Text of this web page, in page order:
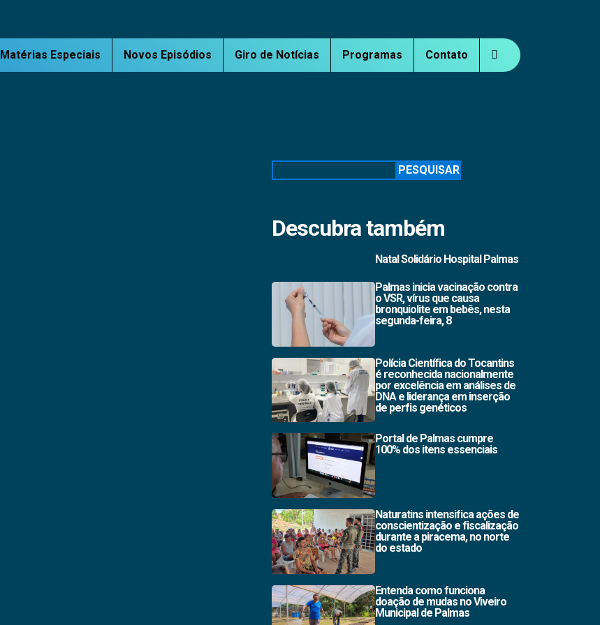
Matérias Especiais Novos Episódios Giro de Notícias Programas Contato
PESQUISAR
Descubra também
Natal Solidário Hospital Palmas
Palmas inicia vacinação contra
o VSR, vírus que causa
bronquiolite em bebês, nesta
segunda-feira, 8
Polícia Científica do Tocantins
é reconhecida nacionalmente
por excelência em análises de
DNA e liderança em inserção
de perfis genéticos
Portal de Palmas cumpre
100% dos itens essenciais
Naturatins intensifica ações de
conscientização e fiscalização
durante a piracema, no norte
do estado
Entenda como funciona
doação de mudas no Viveiro
Municipal de Palmas